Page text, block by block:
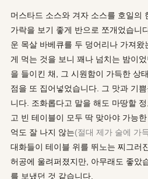
머스타드 소스와 겨자 소스를 호일의
가락을 보기 좋게 반으로 쪼개었습니
운 목살 바베큐를 두 덩어리나 가져왔
게 먹는 것을 보니 꽤나 넘치는 밤이
을 들이킨 채, 그 시원함이 가득한 상
점을 또 집어넣었습니다. 그 맛과 기
니다. 조화롭다고 말을 해도 마땅할
고 빈 테이블이 모두 딱 맞아야 가능
억도 잘 나지 않는(절대 제가 술에 가
대화들이 테이블 위를 뛰노는 찌그러
허공에 울려퍼졌지만, 아무래도 좋았
를 보냈던 것 같습니다.